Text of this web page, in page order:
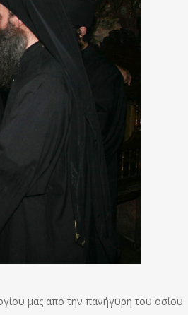
μας από την πανήγυρη του οσίου